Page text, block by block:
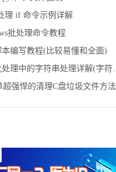
理 if 命令示例详解
批处理命令教程
本编写教程(比较易懂和全面)
理中的字符串处理详解(字符串截取)
超强悍的清理C盘垃圾文件方法
择
择